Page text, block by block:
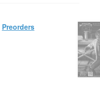
Preorders